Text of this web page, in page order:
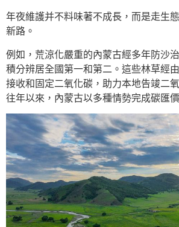
年夜維護并不料味著不成長，而是走生
新路。
例如，荒涼化嚴重的內蒙古經多年防沙
積分辨居全國第一和第二。這些林草經
接收和固定二氧化碳，助力本地告竣二
往年以來，內蒙古以多種情勢完成碳匯